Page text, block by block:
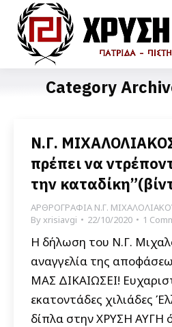
Category
Ν.Γ.
πρέπει να
την
ΑΡΘΡΟΓΡΑΦΙΑ Ν.Γ.
Byxrisiavgi 22/10/2020 1
Η δήλωση του Ν.Γ.
αναγγελία της
ΜΑΣ ΔΙΚΑΙΩΣΕΙ!
εκατοντάδες χιλιάδες
δίπλα στην ΧΡΥΣΗ ΑΥΓΗ